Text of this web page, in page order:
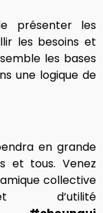
présenter les
les besoins et
les bases
une logique de
en grande
et tous. Venez
collective
d’utilité